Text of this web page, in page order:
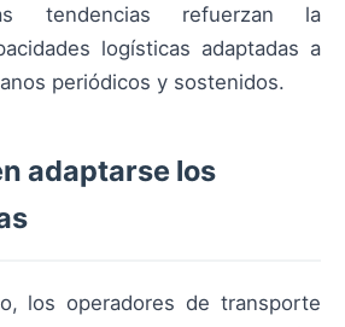
tendencias refuerzan la
logísticas adaptadas a
periódicos y sostenidos.
adaptarse los
los operadores de transporte